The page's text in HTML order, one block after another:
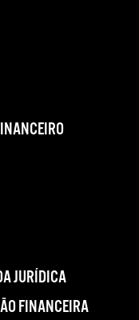
JURÍDICA
FINANCEIRA